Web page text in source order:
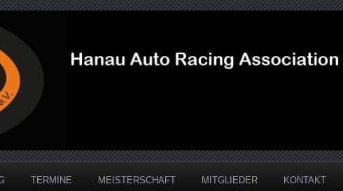
Association
TERMINE MEISTERSCHAFT MITGLIEDER KONTAKT